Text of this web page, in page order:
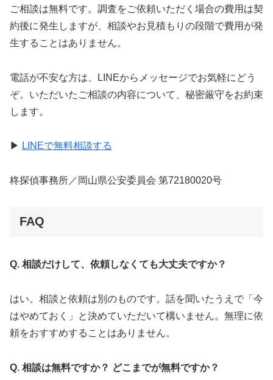
ご相談は無料です。調査をご依頼いただく場合の費用は契
約後に発生しますが、相談やお見積もりの段階で費用が発
生することはありません。
電話が不安な方は、LINEからメッセージでお気軽にどう
ぞ。いただいたご相談の内容について、秘密厳守をお約束
します。
▶ LINEで無料相談する
柊探偵事務所／岡山県公安委員会 第72180020号
FAQ
Q. 相談だけして、依頼しなくても大丈夫ですか？
はい。相談と依頼は別のものです。話を聞いたうえで「今
はやめておく」と決めていただいて構いません。無理に依
頼をおすすめすることはありません。
Q. 相談は無料ですか？ どこまでが無料ですか？